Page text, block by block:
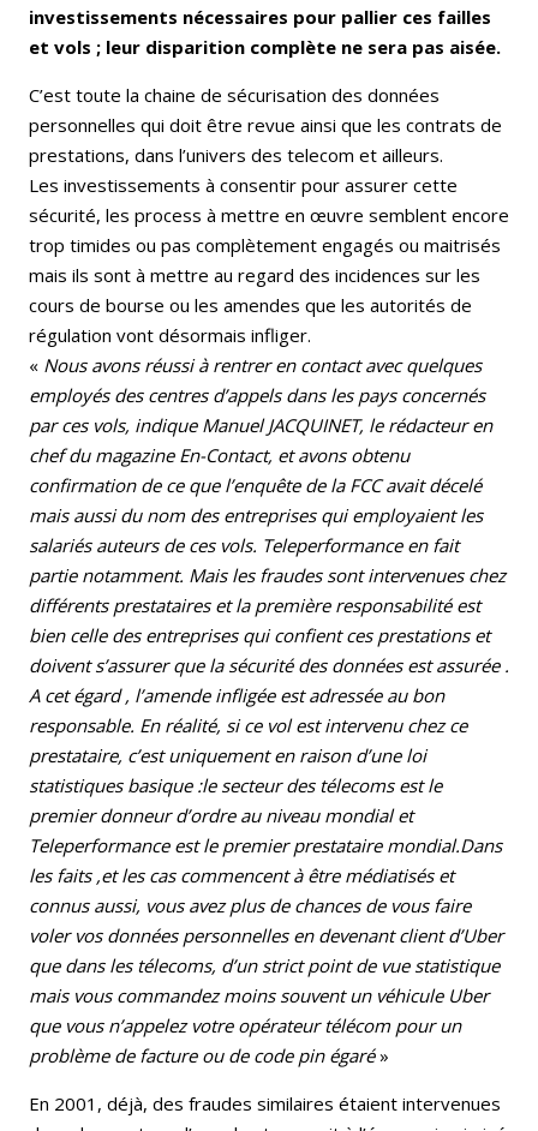
investissements nécessaires pour pallier ces failles
et vols ; leur disparition complète ne sera pas aisée.
C’est toute la chaine de sécurisation des données
personnelles qui doit être revue ainsi que les contrats de
prestations, dans l’univers des telecom et ailleurs.
Les investissements à consentir pour assurer cette
sécurité, les process à mettre en œuvre semblent encore
trop timides ou pas complètement engagés ou maitrisés
mais ils sont à mettre au regard des incidences sur les
cours de bourse ou les amendes que les autorités de
régulation vont désormais infliger.
« Nous avons réussi à rentrer en contact avec quelques
employés des centres d’appels dans les pays concernés
par ces vols, indique Manuel JACQUINET, le rédacteur en
chef du magazine En-Contact, et avons obtenu
confirmation de ce que l’enquête de la FCC avait décelé
mais aussi du nom des entreprises qui employaient les
salariés auteurs de ces vols. Teleperformance en fait
partie notamment. Mais les fraudes sont intervenues chez
différents prestataires et la première responsabilité est
bien celle des entreprises qui confient ces prestations et
doivent s’assurer que la sécurité des données est assurée .
A cet égard , l’amende infligée est adressée au bon
responsable. En réalité, si ce vol est intervenu chez ce
prestataire, c’est uniquement en raison d’une loi
statistiques basique :le secteur des télecoms est le
premier donneur d’ordre au niveau mondial et
Teleperformance est le premier prestataire mondial.Dans
les faits ,et les cas commencent à être médiatisés et
connus aussi, vous avez plus de chances de vous faire
voler vos données personnelles en devenant client d’Uber
que dans les télecoms, d’un strict point de vue statistique
mais vous commandez moins souvent un véhicule Uber
que vous n’appelez votre opérateur télécom pour un
problème de facture ou de code pin égaré»
En 2001, déjà, des fraudes similaires étaient intervenues